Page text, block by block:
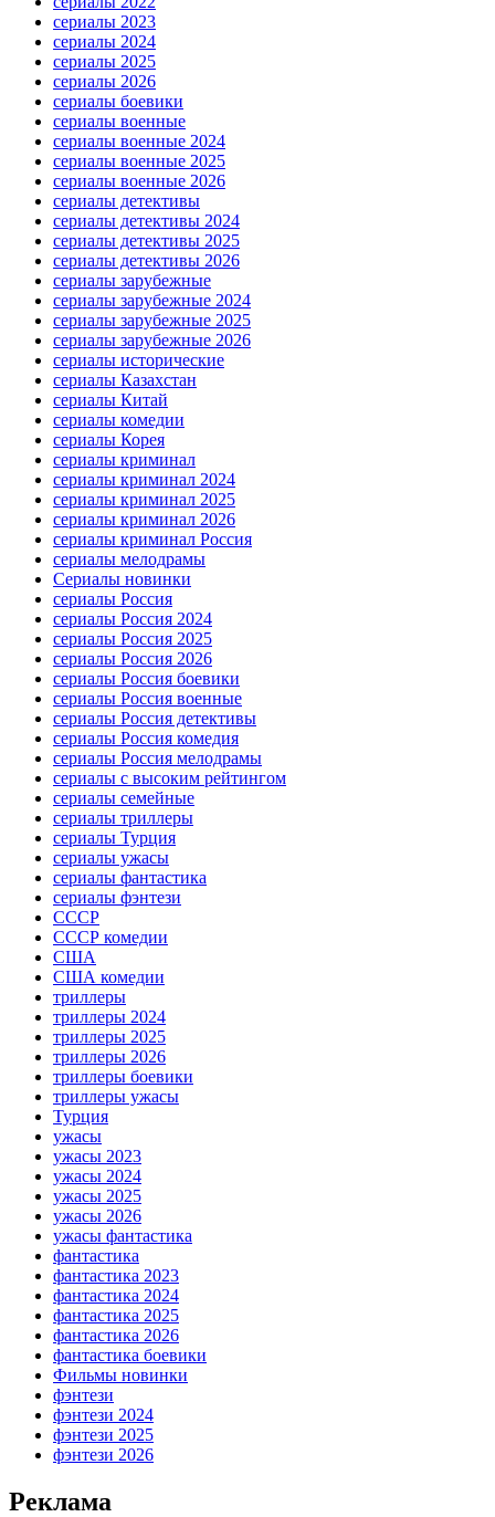
сериалы 2023
сериалы 2024
сериалы 2025
сериалы 2026
сериалы боевики
сериалы военные
сериалы военные 2024
сериалы военные 2025
сериалы военные 2026
сериалы детективы
сериалы детективы 2024
сериалы детективы 2025
сериалы детективы 2026
сериалы зарубежные
сериалы зарубежные 2024
сериалы зарубежные 2025
сериалы зарубежные 2026
сериалы исторические
сериалы Казахстан
сериалы Китай
сериалы комедии
сериалы Корея
сериалы криминал
сериалы криминал 2024
сериалы криминал 2025
сериалы криминал 2026
сериалы криминал Россия
сериалы мелодрамы
Сериалы новинки
сериалы Россия
сериалы Россия 2024
сериалы Россия 2025
сериалы Россия 2026
сериалы Россия боевики
сериалы Россия военные
сериалы Россия детективы
сериалы Россия комедия
сериалы Россия мелодрамы
сериалы с высоким рейтингом
сериалы семейные
сериалы триллеры
сериалы Турция
сериалы ужасы
сериалы фантастика
сериалы фэнтези
СССР
СССР комедии
США
США комедии
триллеры
триллеры 2024
триллеры 2025
триллеры 2026
триллеры боевики
триллеры ужасы
Турция
ужасы
ужасы 2023
ужасы 2024
ужасы 2025
ужасы 2026
ужасы фантастика
фантастика
фантастика 2023
фантастика 2024
фантастика 2025
фантастика 2026
фантастика боевики
Фильмы новинки
фэнтези
фэнтези 2024
фэнтези 2025
фэнтези 2026
Реклама